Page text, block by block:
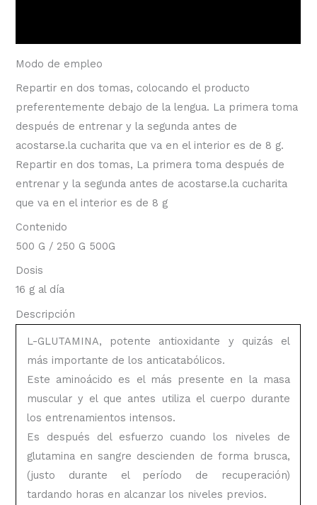
Modo de empleo
Repartir en dos tomas, colocando el producto
preferentemente debajo de la lengua. La primera toma
después de entrenar y la segunda antes de
acostarse.la cucharita que va en el interior es de 8 g.
Repartir en dos tomas, La primera toma después de
entrenar y la segunda antes de acostarse.la cucharita
que va en el interior es de 8 g
Contenido
500 G / 250 G 500G
Dosis
16 g al día
Descripción
L-GLUTAMINA, potente antioxidante y quizás el
más importante de los anticatabólicos.
Este aminoácido es el más presente en la masa
muscular y el que antes utiliza el cuerpo durante
los entrenamientos intensos.
Es después del esfuerzo cuando los niveles de
glutamina en sangre descienden de forma brusca,
(justo durante el período de recuperación)
tardando horas en alcanzar los niveles previos.